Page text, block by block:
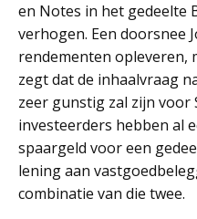
en Notes in het gedeelte
verhogen. Een doorsnee
rendementen opleveren,
zegt dat de inhaalvraag
zeer gunstig zal zijn voor
investeerders hebben al
spaargeld voor een
lening aan
combinatie van die twee.